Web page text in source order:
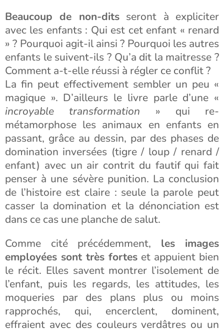
Beaucoup de non-ditsseront à expliciter
avec les enfants : Qui est cet enfant « renard
» ? Pourquoi agit-il ainsi ? Pourquoi les autres
enfants le suivent-ils ? Qu’a dit la maitresse ?
Comment a-t-elle réussi à régler ce conflit ?
La fin peut effectivement sembler un peu «
magique ». D’ailleurs le livre parle d’une «
incroyable transformation » qui re-
métamorphose les animaux en enfants en
passant, grâce au dessin, par des phases de
domination inversées (tigre / loup / renard /
enfant) avec un air contrit du fautif qui fait
penser à une sévère punition. La conclusion
de l’histoire est claire : seule la parole peut
casser la domination et la dénonciation est
dans ce cas une planche de salut.
Comme cité précédemment, les images
employées sont très fortes et appuient bien
le récit. Elles savent montrer l’isolement de
l’enfant, puis les regards, les attitudes, les
moqueries par des plans plus ou moins
rapprochés, qui, encerclent, dominent,
effraient avec des couleurs verdâtres ou un